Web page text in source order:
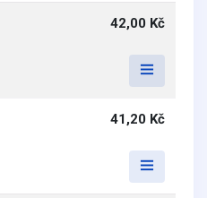
42,00 Kč
41,20 Kč